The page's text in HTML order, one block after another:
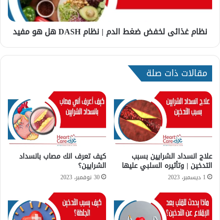
ب
ئ
ف
ض
غ
ط
م
ن
ظ
ا
D
A
S
نظام غذائى لخفض ضغط الدم | نظام DASH هل هو مفيد
مقالات ذات صلة
علاج انسداد الشرايين بسبب
التدخين | وتأثيره السلبي عليها
1 ديسمبر، 2023
كيف تعرف انك مصاب بانسداد
الشرايين؟
30 نوفمبر، 2023